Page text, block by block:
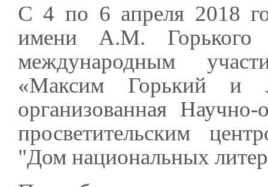
С 4 по 6 апреля 2018
имени А.М. Горького
международным
«Максим Горький и
организованная
просветительским
"Дом национальных